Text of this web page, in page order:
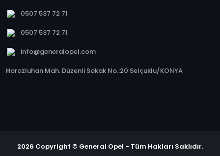
0507 537 72 71
0507 537 72 71
info@generalopel.com
Horozluhan Mah. Düzenli Sokak No.:20 Selçuklu/KONYA
2026 Copyright © General Opel - Tüm Hakları Saklıdır.